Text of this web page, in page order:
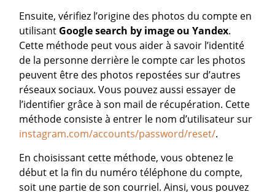
Ensuite, vérifiez l’origine des photos du compte en
utilisant Google search by image ou Yandex.
Cette méthode peut vous aider à savoir l’identité
de la personne derrière le compte car les photos
peuvent être des photos repostées sur d’autres
réseaux sociaux. Vous pouvez aussi essayer de
l’identifier grâce à son mail de récupération. Cette
méthode consiste à entrer le nom d’utilisateur sur
instagram.com/accounts/password/reset/.
En choisissant cette méthode, vous obtenez le
début et la fin du numéro téléphone du compte,
soit une partie de son courriel. Ainsi, vous pouvez